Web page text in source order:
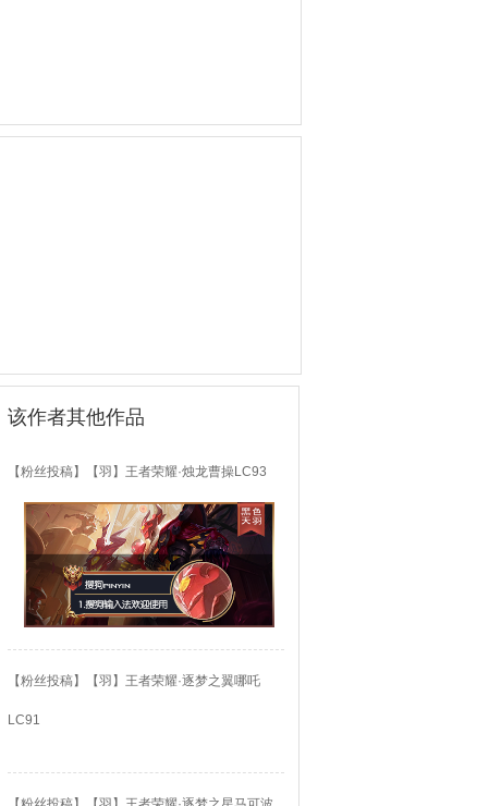
该作者其他作品
【粉丝投稿】【羽】王者荣耀·烛龙曹操LC93
【粉丝投稿】【羽】王者荣耀·逐梦之翼哪吒
LC91